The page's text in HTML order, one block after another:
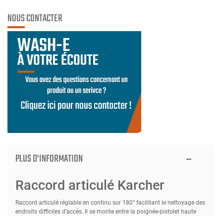
NOUS CONTACTER
PLUS D'INFORMATION
Raccord articulé Karcher
Raccord articulé réglable en continu sur 180° facilitant le nettoyage des
endroits difficiles d'accès. Il se monte entre la poignée-pistolet haute